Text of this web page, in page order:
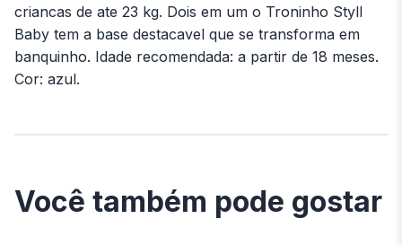
criancas de ate 23 kg. Dois em um o Troninho Styll
Baby tem a base destacavel que se transforma em
banquinho. Idade recomendada: a partir de 18 meses.
Cor: azul.
Você também pode gostar